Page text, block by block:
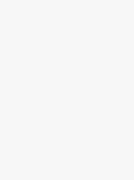
deles, com
o que
usa réguas
medir
um velho
de Iorque,